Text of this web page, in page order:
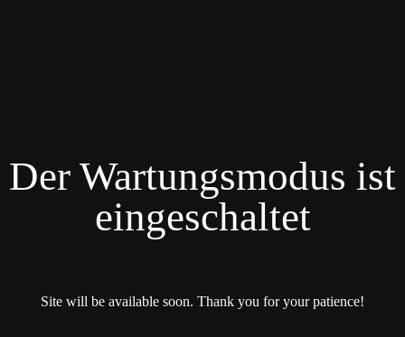
Der Wartungsmodus ist
eingeschaltet
Site will be available soon. Thank you for your patience!